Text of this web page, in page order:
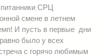
СРЦ
смене в летнем
И пусть в первые дни
было у всех
с горячо любимым